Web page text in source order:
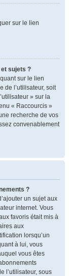
sur le lien
sujets ?
sur le lien
de l’utilisateur, soit
» sur la
« Raccourcis »
recherche de vos
convenablement
?
un sujet aux
internet. Vous
favoris était mis à
aux
lorsqu’un
à lui, vous
vous êtes
l’utilisateur, sous